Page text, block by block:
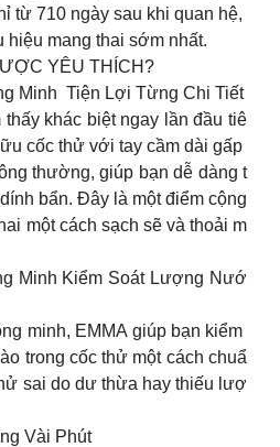
từ 710 ngày sau khi quan hệ,
hiệu mang thai sớm nhất.
YÊU THÍCH?
Minh Tiện Lợi Từng Chi Tiết
khác biệt ngay lần đầu tiê
cốc thử với tay cầm dài gấp
thường, giúp bạn dễ dàng t
bẩn. Đây là một điểm cộng
một cách sạch sẽ và thoải m
Minh Kiểm Soát Lượng Nướ
minh, EMMA giúp bạn kiểm
trong cốc thử một cách chuẩ
sai do dư thừa hay thiếu lượ
Vài Phút